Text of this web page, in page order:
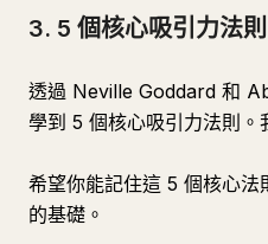
3. 5 個核心吸引力法則
透過 Neville Goddard 和
學到 5 個核心吸引力法則。
希望你能記住這 5 個核心法
的基礎。